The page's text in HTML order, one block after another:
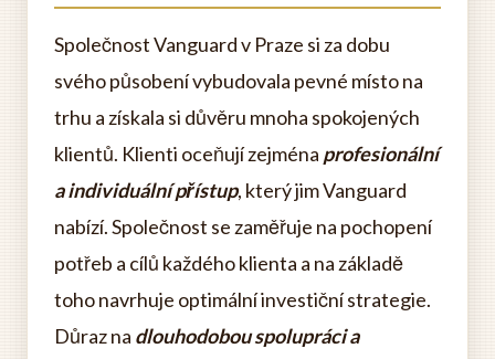
Společnost Vanguard v Praze si za dobu
svého působení vybudovala pevné místo na
trhu a získala si důvěru mnoha spokojených
klientů. Klienti oceňují zejména profesionální
a individuální přístup, který jim Vanguard
nabízí. Společnost se zaměřuje na pochopení
potřeb a cílů každého klienta a na základě
toho navrhuje optimální investiční strategie.
Důraz na dlouhodobou spolupráci a